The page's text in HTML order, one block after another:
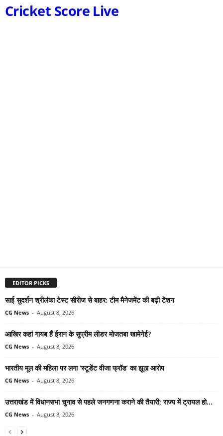
Cricket Score Live
EDITOR PICKS
साई सुदर्शन श्रीलंका टेस्ट सीरीज से बाहर: टीम मैनेजमेंट की बढ़ी टेंशन
CG News - August 8, 2026
आखिर कहां गायब हैं ईरान के सुप्रीम लीडर मोजतबा खामेनेई?
CG News - August 8, 2026
भारतीय मूल की महिला पर लगा ‘स्टूडेंट वीजा फ्रॉड’ का झूठा आरोप
CG News - August 8, 2026
उत्तराखंड में विधानसभा चुनाव से पहले जनगणना कराने की तैयारी; राज्य में ट्रायल हो...
CG News - August 8, 2026